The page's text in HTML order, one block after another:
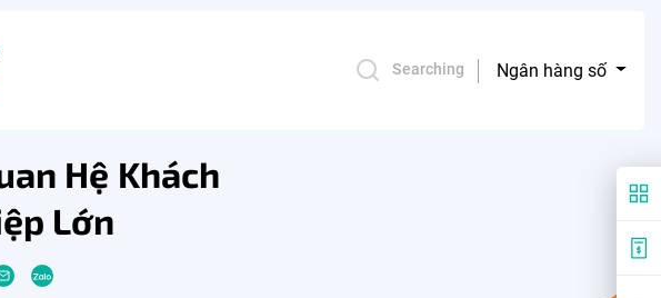
Searching Ngân hàng số
Hệ Khách
Lớn